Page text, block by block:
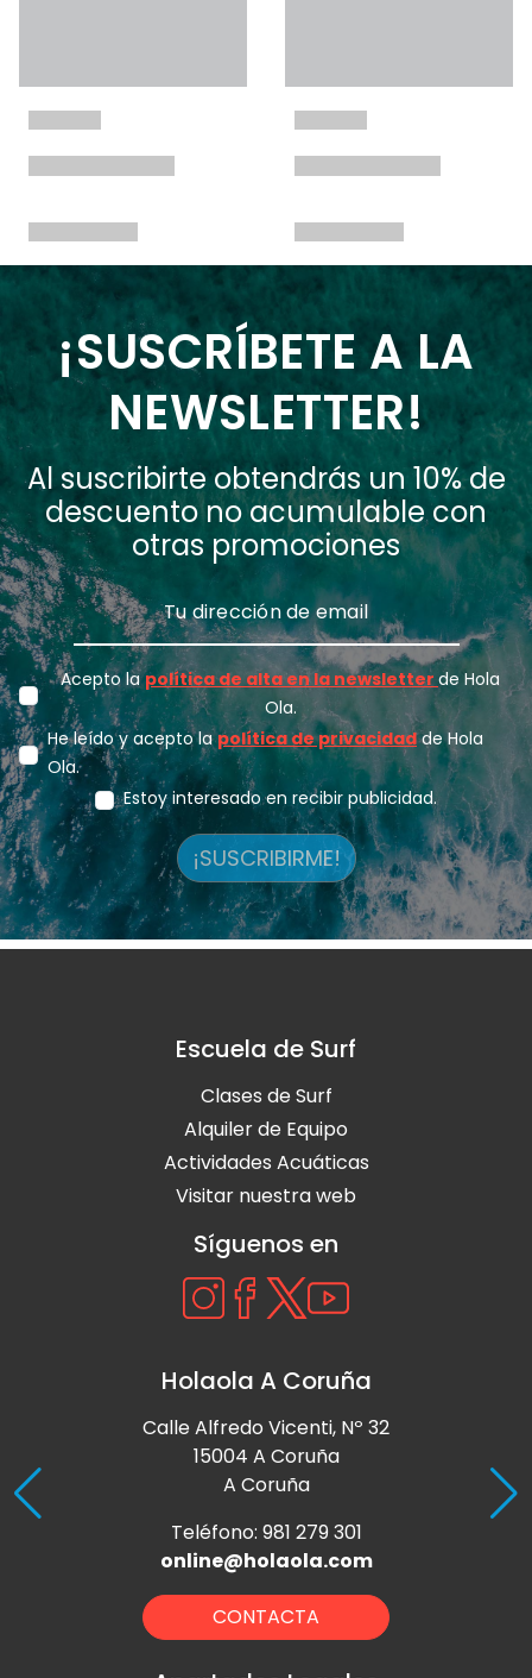
¡SUSCRÍBETE A LA
NEWSLETTER!
Al suscribirte obtendrás un 10% de
descuento no acumulable con
otras promociones
Acepto lapolítica de alta en la newsletter de Hola
Ola.
He leído y acepto lapolítica de privacidadde Hola
Ola.
Estoy interesado en recibir publicidad.
¡SUSCRIBIRME!
Escuela de Surf
Clases de Surf
Alquiler de Equipo
Actividades Acuáticas
Visitar nuestra web
Síguenos en
Holaola A Coruña
Calle Alfredo Vicenti, Nº 32
15004 A Coruña
A Coruña
Teléfono: 981 279 301
online@holaola.com
CONTACTA